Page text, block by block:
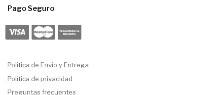
Pago Seguro
Politica de Envio y Entrega
Política de privacidad
Preguntas frecuentes